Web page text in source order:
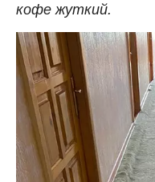
кофе жуткий.